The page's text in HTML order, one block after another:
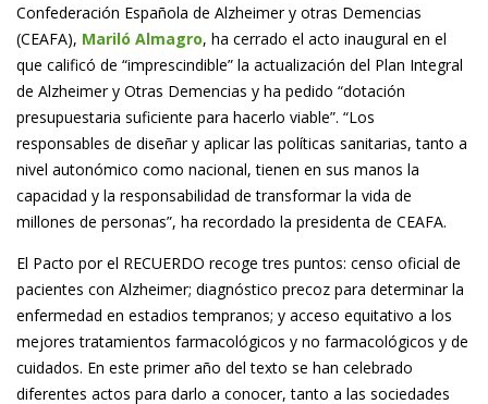
Confederación Española de Alzheimer y otras Demencias
(CEAFA), Mariló Almagro, ha cerrado el acto inaugural en el
que calificó de “imprescindible” la actualización del Plan Integral
de Alzheimer y Otras Demencias y ha pedido “dotación
presupuestaria suficiente para hacerlo viable”. “Los
responsables de diseñar y aplicar las políticas sanitarias, tanto a
nivel autonómico como nacional, tienen en sus manos la
capacidad y la responsabilidad de transformar la vida de
millones de personas”, ha recordado la presidenta de CEAFA.
El Pacto por el RECUERDO recoge tres puntos: censo oficial de
pacientes con Alzheimer; diagnóstico precoz para determinar la
enfermedad en estadios tempranos; y acceso equitativo a los
mejores tratamientos farmacológicos y no farmacológicos y de
cuidados. En este primer año del texto se han celebrado
diferentes actos para darlo a conocer, tanto a las sociedades